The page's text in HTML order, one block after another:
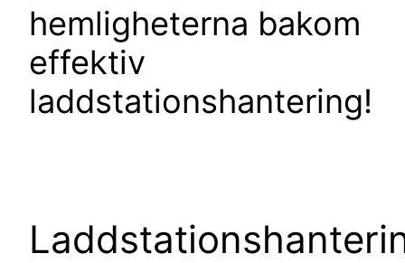
hemligheterna bakom
effektiv
laddstationshantering!